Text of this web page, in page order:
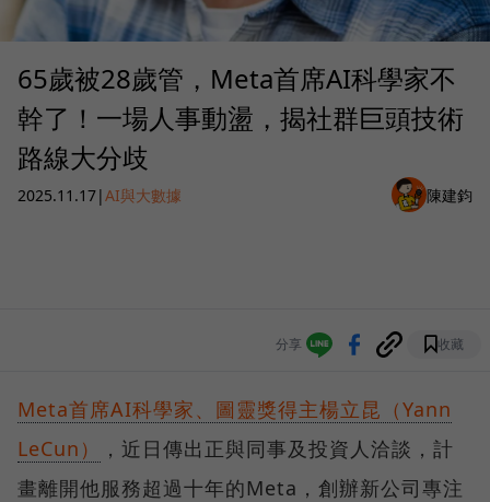
65歲被28歲管，Meta首席AI科學家不
幹了！一場人事動盪，揭社群巨頭技術
路線大分歧
2025.11.17|AI與大數據 陳建鈞
分享 收藏
Meta首席AI科學家、圖靈獎得主楊立昆（Yann
LeCun）
，近日傳出正與同事及投資人洽談，計
畫離開他服務超過十年的Meta，創辦新公司專注